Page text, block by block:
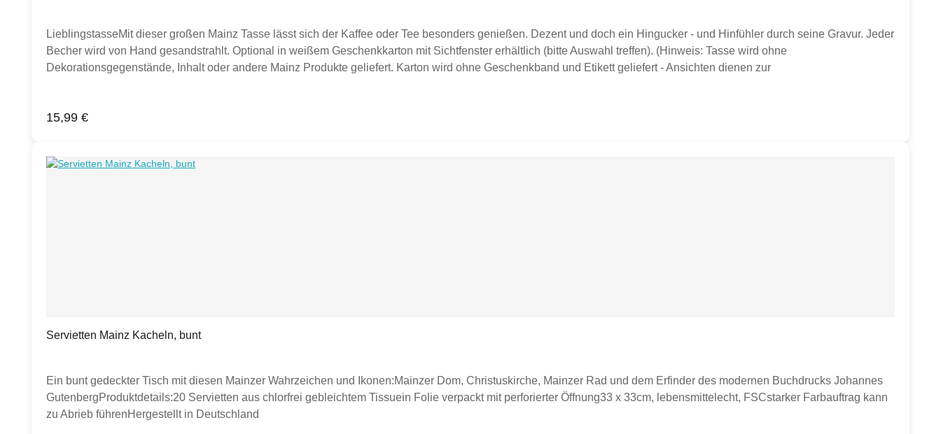
LieblingstasseMit dieser großen Mainz Tasse lässt sich der Kaffee oder Tee besonders genießen. Dezent und doch ein Hingucker - und Hinfühler durch seine Gravur. Jeder
Becher wird von Hand gesandstrahlt. Optional in weißem Geschenkkarton mit Sichtfenster erhältlich (bitte Auswahl treffen). (Hinweis: Tasse wird ohne
Dekorationsgegenstände, Inhalt oder andere Mainz Produkte geliefert. Karton wird ohne Geschenkband und Etikett geliefert - Ansichten dienen zur
Regulärer Preis:
15,99 €
Servietten Mainz Kacheln, bunt
Ein bunt gedeckter Tisch mit diesen Mainzer Wahrzeichen und Ikonen:Mainzer Dom, Christuskirche, Mainzer Rad und dem Erfinder des modernen Buchdrucks Johannes
GutenbergProduktdetails:20 Servietten aus chlorfrei gebleichtem Tissuein Folie verpackt mit perforierter Öffnung33 x 33cm, lebensmittelecht, FSCstarker Farbauftrag kann
zu Abrieb führenHergestellt in Deutschland